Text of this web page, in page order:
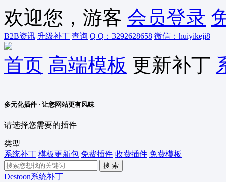
欢迎您，游客 会员登录
B2B资讯 升级补丁 查询 Q Q：3292628658 微信：huiyikeji8
首页 高端模板 更新补丁
多元化插件 · 让您网站更有风味
请选择您需要的插件
类型
系统补丁 模板更新包 免费插件 收费插件 免费模板
Destoon系统补丁